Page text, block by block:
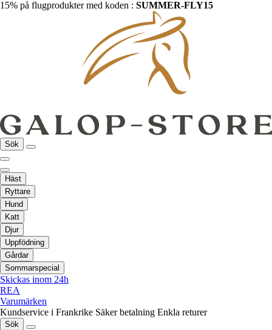
15% på flugprodukter med koden : SUMMER-FLY15
Sök
Häst
Ryttare
Hund
Katt
Djur
Uppfödning
Gårdar
Sommarspecial
Skickas inom 24h
REA
Varumärken
Kundservice i Frankrike Säker betalning Enkla returer
Sök